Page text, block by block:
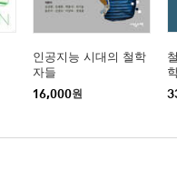
인공지능 시대의 철학
자들
16,000원